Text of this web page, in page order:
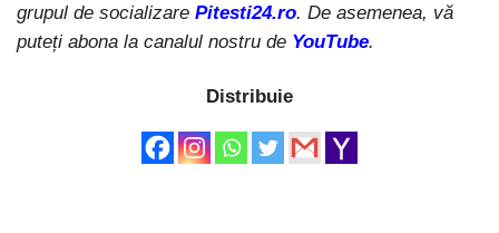
grupul de socializare Pitesti24.ro. De asemenea, vă
puteți abona la canalul nostru de YouTube.
Distribuie